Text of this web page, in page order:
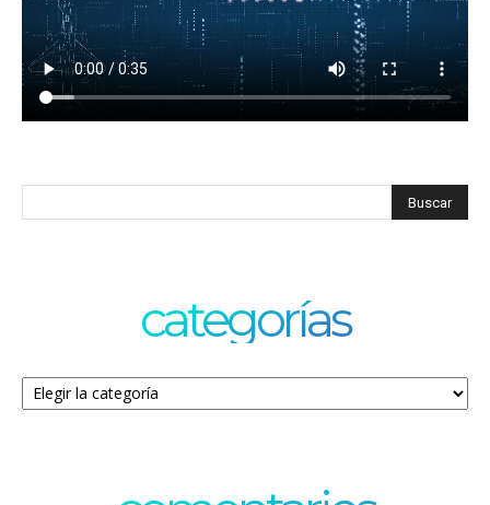
categorías
Categorías